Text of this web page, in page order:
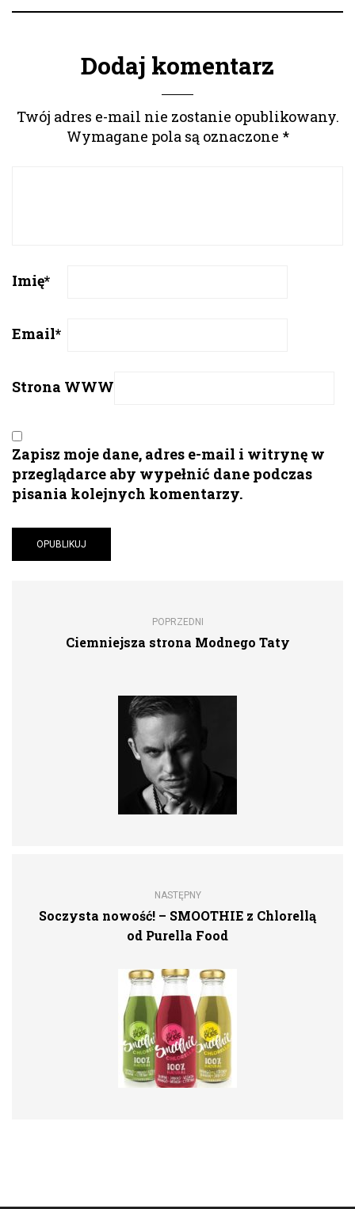
Dodaj komentarz
Twój adres e-mail nie zostanie opublikowany.
Wymagane pola są oznaczone *
Imię*
Email*
Strona WWW
Zapisz moje dane, adres e-mail i witrynę w
przeglądarce aby wypełnić dane podczas
pisania kolejnych komentarzy.
POPRZEDNI
Ciemniejsza strona Modnego Taty
NASTĘPNY
Soczysta nowość! – SMOOTHIE z Chlorellą
od Purella Food